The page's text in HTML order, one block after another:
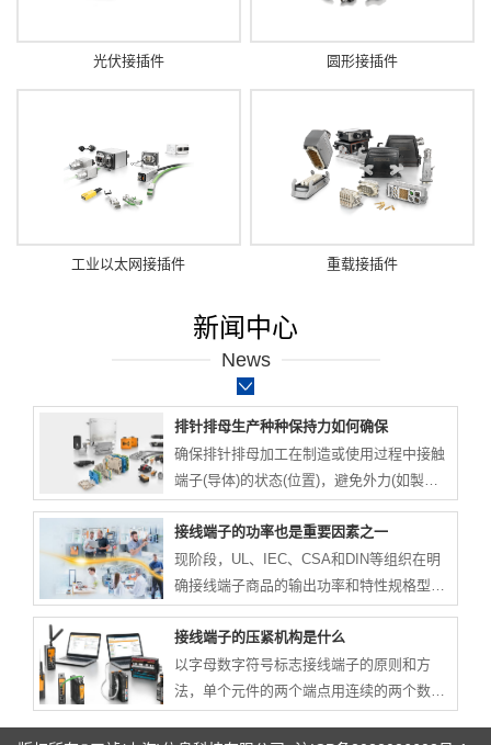
光伏接插件 圆形接插件
工业以太网接插件 重载接插件
新闻中心
News
排针排母生产种种保持力如何确保
确保排针排母加工在制造或使用过程中接触
端子(导体)的状态(位置)，避免外力(如製造
量。插拔时的力量，使用过程衝击或振动产
生的力等)使接触端子(导体)偏离工作位置，
导致连接功能丧失。测试方法：EIA-364-29
点为连接器正常使用的方向(端子组装的反方
向)。除非特别指定，速度为
25.4mm/minute。为破坏性测试。规范要
接线端子的功率也是重要因素之一
现阶段，UL、IEC、CSA和DIN等组织在明
确接线端子商品的输出功率和特性规格型号
IEC规格型号间的差别。在欧州生产制造的
接线端子商品的规格型号选用IEC标准，而
在美国制造的商品则选用UL规范。接线端子
接线端子的压紧机构是什么
以字母数字符号标志接线端子的原则和方
法，单个元件的两个端点用连续的两个数字